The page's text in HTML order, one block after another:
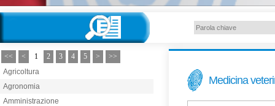
<< < 1 2 3 4 5 >
>>
Agricoltura
Agronomia
Amministrazione
Medicina